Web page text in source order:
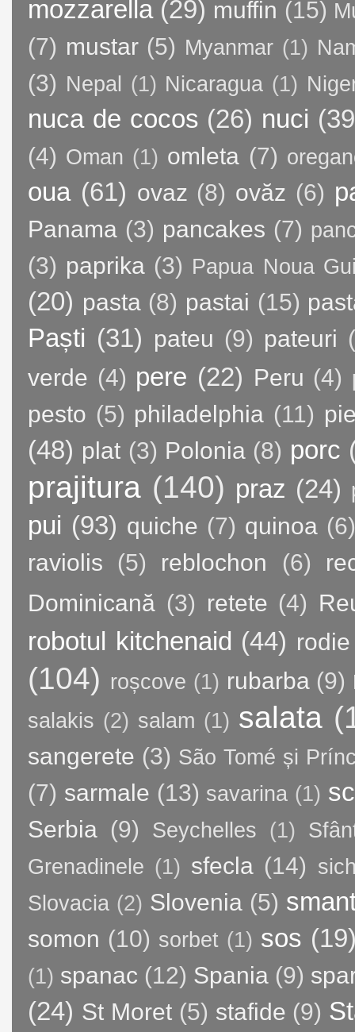
mozzarella (29) muffin (15)
(7) mustar (5) Myanmar (1)
(3) Nepal (1) Nicaragua (1)
nuca de cocos (26) nuci
(4) Oman (1) omleta (7)
oua (61) ovaz (8) ovăz (6)
Panama (3) pancakes (7)
(3) paprika (3) Papua Noua
(20) pasta (8) pastai (15)
Paști (31) pateu (9) pateuri
verde (4) pere (22) Peru (4)
pesto (5) philadelphia (11)
(48) plat (3) Polonia (8) porc
prajitura (140) praz (24)
pui (93) quiche (7) quinoa
raviolis
(5) reblochon (6)
Dominicană (3) retete (4)
robotul kitchenaid (44) rodie
(104) roșcove (1) rubarba (9)
salakis (2) salam (1) salata
sangerete (3) São Tomé și
(7) sarmale (13) savarina (1)
Serbia (9) Seychelles (1)
Grenadinele (1) sfecla (14)
Slovacia (2) Slovenia (5)
somon (10) sorbet (1) sos
(1) spanac (12) Spania (9)
(24) St Moret (5) stafide (9)